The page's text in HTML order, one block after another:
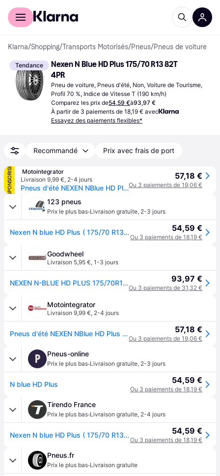
Acheter avec Klarna
Klarna/Shopping/Transports Motorisés/Pneus/Pneus de voiture
Tendance
Nexen N Blue HD Plus 175/70 R13 82T
4PR
Pneu de voiture, Pneus d'été, Non, Voiture de Tourisme,
Profil 70 %, Indice de Vitesse T (190 km/h)
Comparez les prix de54,59 €à93,97 €
À partir de 3 paiements de 18,19 € avec
Essayez des paiements flexibles*
Recommandé Prix avec frais de port
SPONSORISÉ
Motointegrator
Livraison 9,99 €, 2-4 jours
Pneus d'été NEXEN NBlue HD Plus 175/70R13 82T
57,18 €
Ou 3 paiements de 19,06 €
123 pneus
Prix le plus bas·Livraison gratuite, 2-3 jours
Nexen N blue HD Plus ( 175/70 R13 82T 4PR ) 54,59 €
Ou 3 paiements de 18,19 €
Goodwheel
Livraison 5,95 €, 1-3 jours
NEXEN N-BLUE HD PLUS 175/70R13 82T 93,97 €
Ou 3 paiements de 31,32 €
Motointegrator
Livraison 9,99 €, 2-4 jours
Pneus d'été NEXEN NBlue HD Plus 175/70R13 82T 57,18 €
Ou 3 paiements de 19,06 €
P Pneus-online
Prix le plus bas·Livraison gratuite, 2-3 jours
N blue HD Plus 54,59 €
Ou 3 paiements de 18,19 €
Tirendo France
Prix le plus bas·Livraison gratuite, 2-4 jours
Nexen N blue HD Plus ( 175/70 R13 82T 4PR ) 54,59 €
Ou 3 paiements de 18,19 €
Pneus.fr
Prix le plus bas·Livraison gratuite